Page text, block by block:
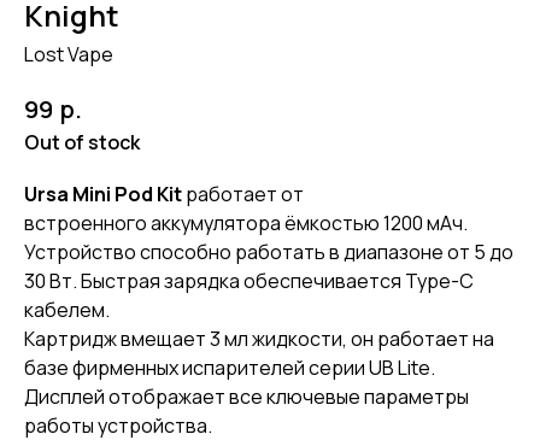
Knight
Lost Vape
99 р.
Out of stock
Ursa Mini Pod Kitработает от
встроенного аккумулятора ёмкостью 1200 мАч.
Устройство способно работать в диапазоне от 5 до
30 Вт. Быстрая зарядка обеспечивается Type-C
кабелем.
Картридж вмещает 3 мл жидкости, он работает на
базе фирменных испарителей серии UB Lite.
Дисплей отображает все ключевые параметры
работы устройства.